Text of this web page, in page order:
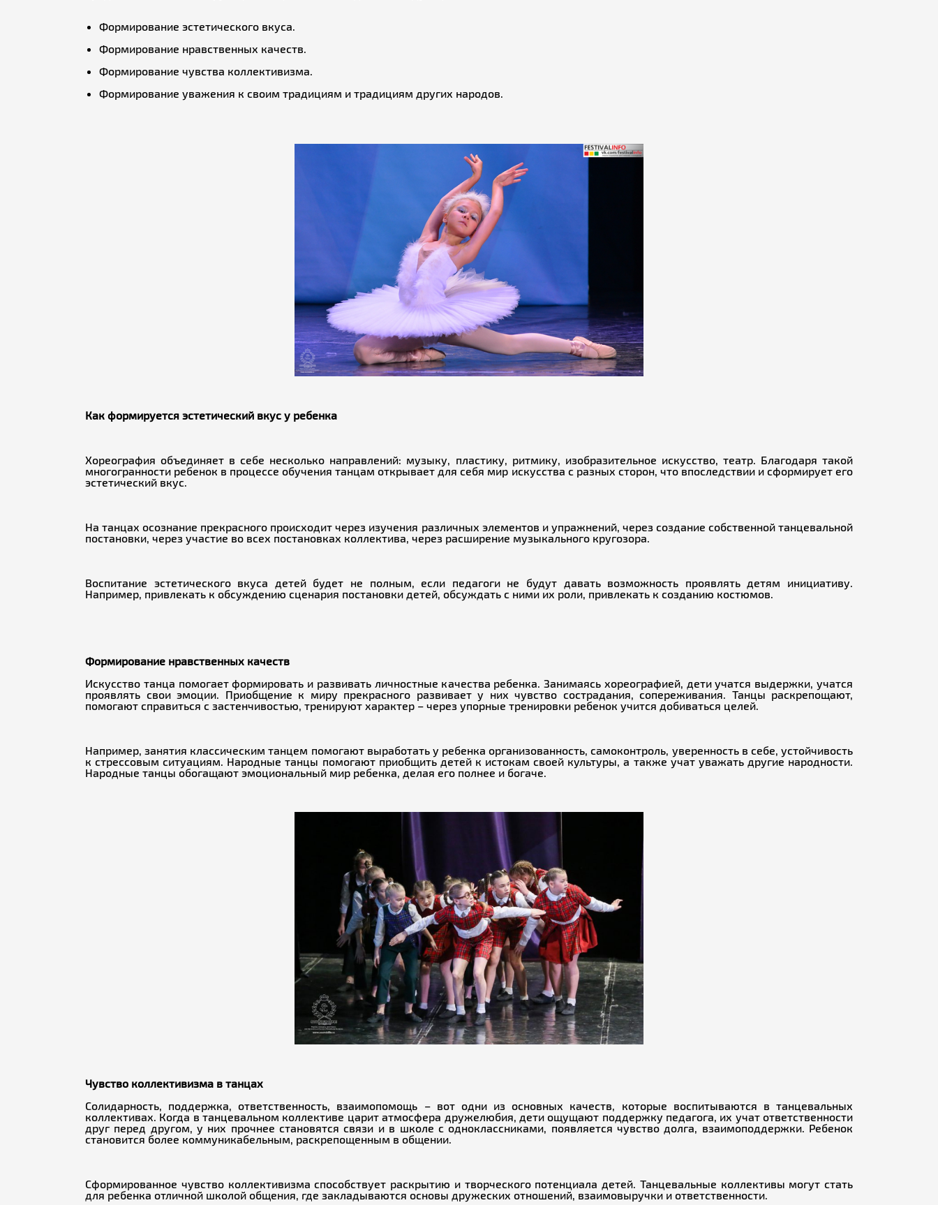
Формирование эстетического вкуса.
Формирование нравственных качеств.
Формирование чувства коллективизма.
Формирование уважения к своим традициям и традициям других народов.
Как формируется эстетический вкус у ребенка
Хореография объединяет в себе несколько направлений: музыку, пластику, ритмику, изобразительное искусство, театр. Благодаря такой
многогранности ребенок в процессе обучения танцам открывает для себя мир искусства с разных сторон, что впоследствии и сформирует его
эстетический вкус.
На танцах осознание прекрасного происходит через изучения различных элементов и упражнений, через создание собственной танцевальной
постановки, через участие во всех постановках коллектива, через расширение музыкального кругозора.
Воспитание эстетического вкуса детей будет не полным, если педагоги не будут давать возможность проявлять детям инициативу.
Например, привлекать к обсуждению сценария постановки детей, обсуждать с ними их роли, привлекать к созданию костюмов.
Формирование нравственных качеств
Искусство танца помогает формировать и развивать личностные качества ребенка. Занимаясь хореографией, дети учатся выдержки, учатся
проявлять свои эмоции. Приобщение к миру прекрасного развивает у них чувство сострадания, сопереживания. Танцы раскрепощают,
помогают справиться с застенчивостью, тренируют характер – через упорные тренировки ребенок учится добиваться целей.
Например, занятия классическим танцем помогают выработать у ребенка организованность, самоконтроль, уверенность в себе, устойчивость
к стрессовым ситуациям. Народные танцы помогают приобщить детей к истокам своей культуры, а также учат уважать другие народности.
Народные танцы обогащают эмоциональный мир ребенка, делая его полнее и богаче.
Чувство коллективизма в танцах
Солидарность, поддержка, ответственность, взаимопомощь – вот одни из основных качеств, которые воспитываются в танцевальных
коллективах. Когда в танцевальном коллективе царит атмосфера дружелюбия, дети ощущают поддержку педагога, их учат ответственности
друг перед другом, у них прочнее становятся связи и в школе с одноклассниками, появляется чувство долга, взаимоподдержки. Ребенок
становится более коммуникабельным, раскрепощенным в общении.
Сформированное чувство коллективизма способствует раскрытию и творческого потенциала детей. Танцевальные коллективы могут стать
для ребенка отличной школой общения, где закладываются основы дружеских отношений, взаимовыручки и ответственности.